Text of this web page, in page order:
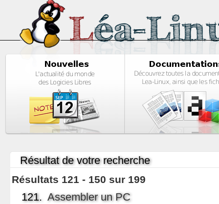
Résultat de votre recherche
Résultats 121 - 150 sur 199
121. Assembler un PC